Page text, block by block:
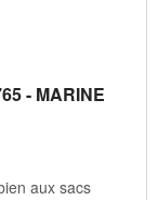
- MARINE
aux sacs